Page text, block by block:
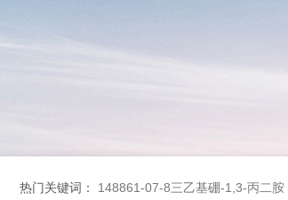
热门关键词： 148861-07-8三乙基硼-1,3-丙二胺